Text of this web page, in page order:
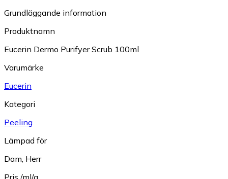
Grundläggande information
Produktnamn
Eucerin Dermo Purifyer Scrub 100ml
Varumärke
Eucerin
Kategori
Peeling
Lämpad för
Dam Herr
Pris /ml/g